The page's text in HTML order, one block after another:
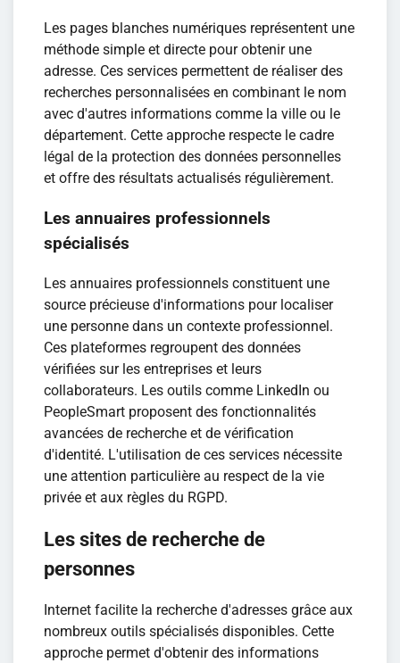
Les pages blanches numériques représentent une
méthode simple et directe pour obtenir une
adresse. Ces services permettent de réaliser des
recherches personnalisées en combinant le nom
avec d'autres informations comme la ville ou le
département. Cette approche respecte le cadre
légal de la protection des données personnelles
et offre des résultats actualisés régulièrement.
Les annuaires professionnels
spécialisés
Les annuaires professionnels constituent une
source précieuse d'informations pour localiser
une personne dans un contexte professionnel.
Ces plateformes regroupent des données
vérifiées sur les entreprises et leurs
collaborateurs. Les outils comme LinkedIn ou
PeopleSmart proposent des fonctionnalités
avancées de recherche et de vérification
d'identité. L'utilisation de ces services nécessite
une attention particulière au respect de la vie
privée et aux règles du RGPD.
Les sites de recherche de
personnes
Internet facilite la recherche d'adresses grâce aux
nombreux outils spécialisés disponibles. Cette
approche permet d'obtenir des informations